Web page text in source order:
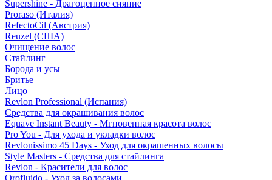
Supershine - Драгоценное сияние
Proraso (Италия)
RefectoCil (Австрия)
Reuzel (США)
Очищение волос
Стайлинг
Борода и усы
Бритье
Лицо
Revlon Professional (Испания)
Средства для окрашивания волос
Equave Instant Beauty - Мгновенная красота волос
Pro You - Для ухода и укладки волос
Revlonissimo 45 Days - Уход для окрашенных волосы
Style Masters - Средства для стайлинга
Revlon - Красители для волос
Orofluido - Уход за волосами